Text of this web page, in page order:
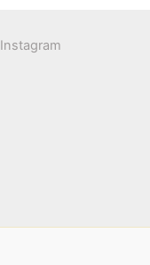
Instagram